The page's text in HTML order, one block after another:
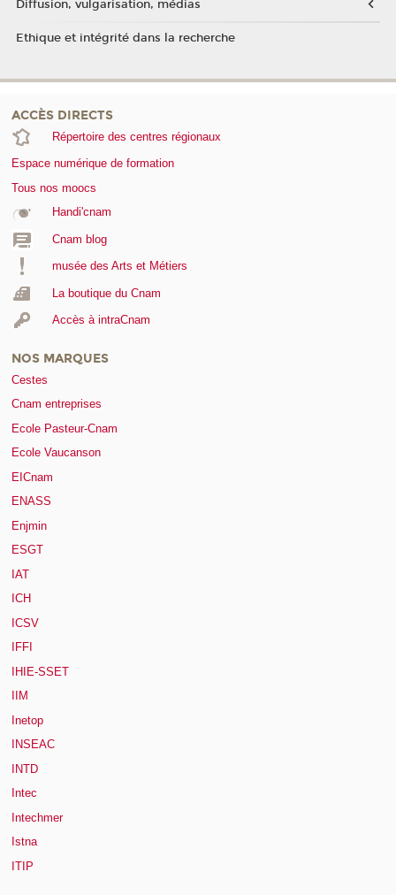
Diffusion, vulgarisation, médias
Ethique et intégrité dans la recherche
ACCÈS DIRECTS
Répertoire des centres régionaux
Espace numérique de formation
Tous nos moocs
Handi'cnam
Cnam blog
musée des Arts et Métiers
La boutique du Cnam
Accès à intraCnam
NOS MARQUES
Cestes
Cnam entreprises
Ecole Pasteur-Cnam
Ecole Vaucanson
EICnam
ENASS
Enjmin
ESGT
IAT
ICH
ICSV
IFFI
IHIE-SSET
IIM
Inetop
INSEAC
INTD
Intec
Intechmer
Istna
ITIP